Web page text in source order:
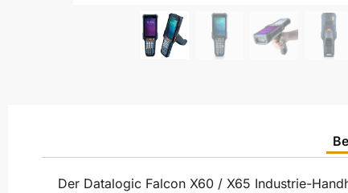
Der Datalogic Falcon X60 / X65 Industrie-